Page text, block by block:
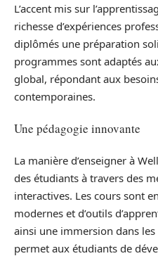
L’accent mis sur
richesse d’expériences
diplômés une préparation
programmes sont adaptés
global, répondant aux
contemporaines.
Une pédagogie innovante
La manière d’enseigner à
des étudiants à travers des
interactives. Les cours sont
modernes et d’outils
ainsi une immersion dans
permet aux étudiants de